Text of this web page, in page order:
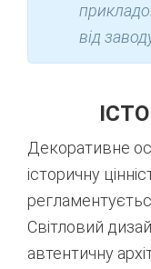
від
Декоративне
історичну
Світловий
автентичну